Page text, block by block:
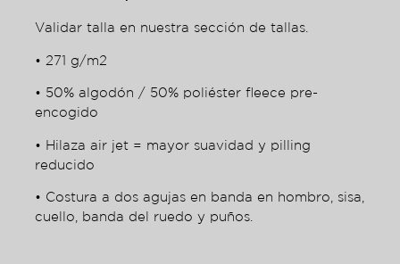
Validar talla en nuestra sección de tallas.
• 271 g/m2
• 50% algodón / 50% poliéster fleece pre-
encogido
• Hilaza air jet = mayor suavidad y pilling
reducido
• Costura a dos agujas en banda en hombro, sisa,
cuello, banda del ruedo y puños.